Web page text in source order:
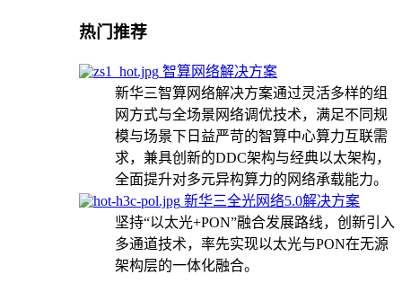
热门推荐
智算网络解决方案
新华三智算网络解决方案通过灵活多样的组
网方式与全场景网络调优技术，满足不同规
模与场景下日益严苛的智算中心算力互联需
求，兼具创新的DDC架构与经典以太架构，
全面提升对多元异构算力的网络承载能力。
新华三全光网络5.0解决方案
坚持“以太光+PON”融合发展路线，创新引入
多通道技术，率先实现以太光与PON在无源
架构层的一体化融合。